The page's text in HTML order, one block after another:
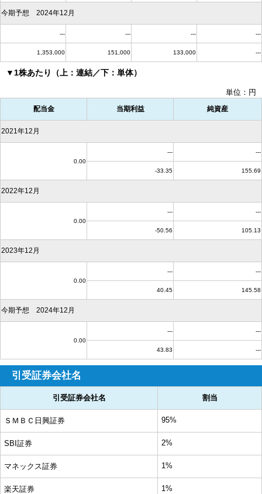
今期予想 2024年12月
--- --- --- ---
1,353,000 151,000 133,000 ---
▼1株あたり（上：連結／下：単体）
単位：円
配当金 当期利益 純資産
2021年12月
0.00
--- ---
-33.35 155.69
2022年12月
0.00
--- ---
-50.56 105.13
2023年12月
0.00
--- ---
40.45 145.58
今期予想 2024年12月
0.00
--- ---
43.83 ---
引受証券会社名
引受証券会社名 割当
ＳＭＢＣ日興証券 95%
SBI証券 2%
マネックス証券 1%
楽天証券 1%